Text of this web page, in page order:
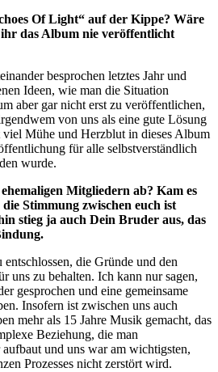
Of Light“ auf der Kippe? Wäre
ihr das Album nie veröffentlicht
besprochen letztes Jahr und
Ideen, wie man die Situation
aber gar nicht erst zu veröffentlichen,
von uns als eine gute Lösung
viel Mühe und Herzblut in dieses Album
für alle selbstverständlich
wurde.
Mitgliedern ab? Kam es
Stimmung zwischen euch ist
stieg ja auch Dein Bruder aus, das
die Gründe und den
uns zu behalten. Ich kann nur sagen,
gesprochen und eine gemeinsame
Insofern ist zwischen uns auch
mehr als 15 Jahre Musik gemacht, das
Beziehung, die man
und uns war am wichtigsten,
Prozesses nicht zerstört wird.